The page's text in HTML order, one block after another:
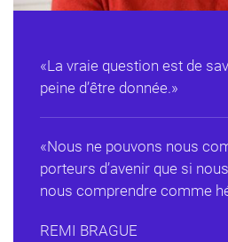
«La vraie question est de
peine d’être donnée.»
«Nous ne pouvons nous
porteurs d’avenir que si
nous comprendre comme
REMI BRAGUE